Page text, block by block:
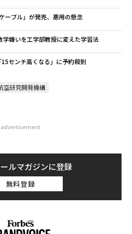
ーブル」が発売、悪用の懸念
嫌いを工学部教授に変えた学習法
センチ高くなる」に予約殺到
空研究開発機構
advertisement
ルマガジンに登録
無料登録